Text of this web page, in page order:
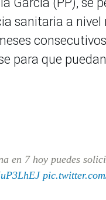
sanitaria a
para que
en 7 hoy puedes